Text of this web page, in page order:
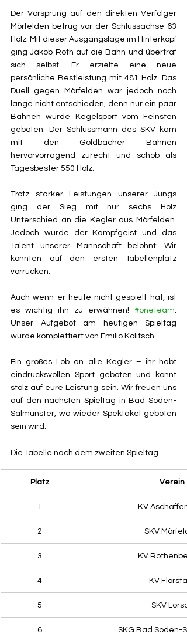
Der Vorsprung auf den direkten Verfolger
Mörfelden betrug vor der Schlussachse 63
Holz. Mit dieser Ausgangslage im Hinterkopf
ging Jakob Roth auf die Bahn und übertraf
sich selbst. Er erzielte eine neue
persönliche Bestleistung mit 481 Holz. Das
Duell gegen Mörfelden war jedoch noch
lange nicht entschieden, denn nur ein paar
Bahnen wurde Kegelsport vom Feinsten
geboten. Der Schlussmann des SKV kam
mit den Goldbacher Bahnen
hervorvorragend zurecht und schob als
Tagesbester 550 Holz.
Trotz starker Leistungen unserer Jungs
ging der Sieg mit nur sechs Holz
Unterschied an die Kegler aus Mörfelden.
Jedoch wurde der Kampfgeist und das
Talent unserer Mannschaft belohnt: Wir
konnten auf den ersten Tabellenplatz
vorrücken.
Auch wenn er heute nicht gespielt hat, ist
es wichtig ihn zu erwähnen! #oneteam
Unser Aufgebot am heutigen Spieltag
wurde komplettiert von Emilio Kolitsch.
Ein großes Lob an alle Kegler – ihr habt
eindrucksvollen Sport geboten und könnt
stolz auf eure Leistung sein. Wir freuen uns
auf den nächsten Spieltag in Bad Soden-
Salmünster, wo wieder Spektakel geboten
sein wird.
Die Tabelle nach dem zweiten Spieltag
Platz Verein
1 KV
2 SKV
3 KV
4 KV
5 SKV
6 SKG Bad Soden-